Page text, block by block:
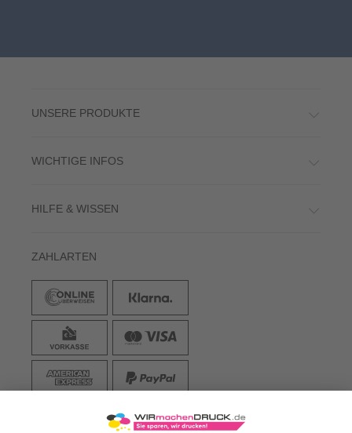
UNSERE PRODUKTE
WICHTIGE INFOS
HILFE & WISSEN
ZAHLARTEN